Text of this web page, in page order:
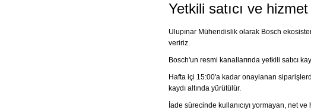
Yetkili satıcı ve
Ulupınar Mühendislik olarak Bosch
veririz.
Bosch'un resmi kanallarında yetkili satıcı
Hafta içi 15:00'a kadar onaylanan
kaydı altında yürütülür.
İade sürecinde kullanıcıyı yormayan, net ve